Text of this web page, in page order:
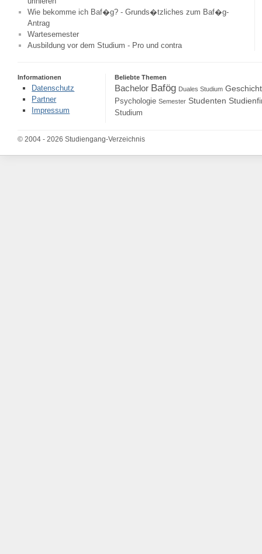
Wie bekomme ich Baf�g? - Grunds�tzliches zum Baf�g-
Antrag
Wartesemester
Ausbildung vor dem Studium - Pro und contra
Informationen
Datenschutz
Partner
Impressum
Beliebte Themen
Bachelor Bafög Duales Studium
Psychologie Semester Studenten
Studium
© 2004 - 2026 Studiengang-Verzeichnis